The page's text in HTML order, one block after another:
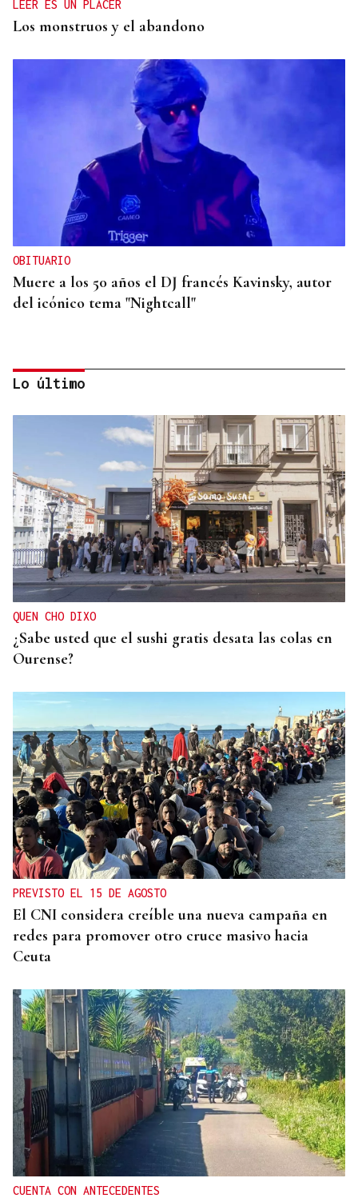
LEER ES UN PLACER
Los monstruos y el abandono
OBITUARIO
Muere a los 50 años el DJ francés Kavinsky, autor
del icónico tema "Nightcall"
OBITUARIO
Muere Glen Hansard, protagonista de Once y
ganador de un Oscar por "Falling Slowly", a los 56
años
Lo último
QUEN CHO DIXO
¿Sabe usted que el sushi gratis desata las colas en
Ourense?
PREVISTO EL 15 DE AGOSTO
El CNI considera creíble una nueva campaña en
redes para promover otro cruce masivo hacia
Ceuta
CUENTA CON ANTECEDENTES